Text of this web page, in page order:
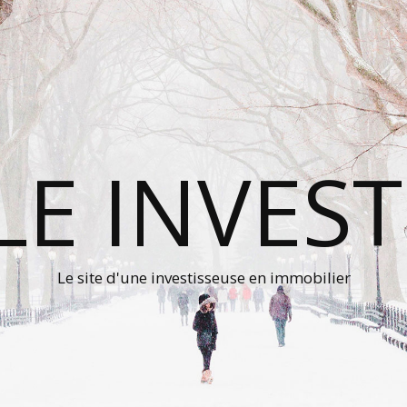
Le site d'une investisseuse en immobilier